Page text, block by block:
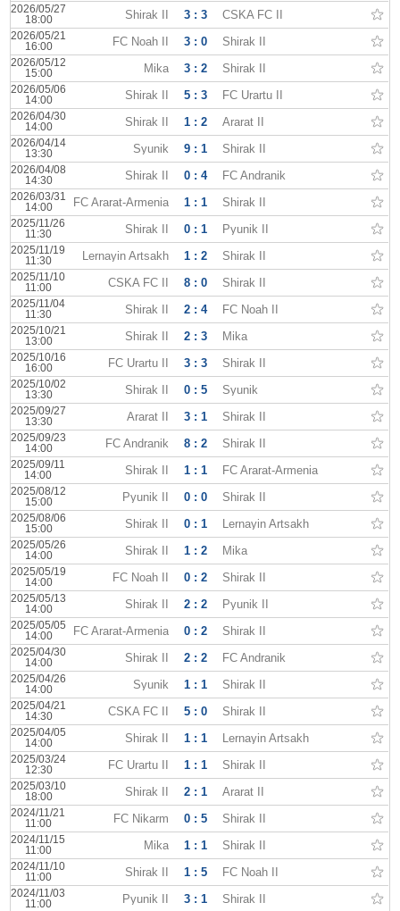
2026/05/27
18:00
Shirak II 3 : 3 CSKA FC II
2026/05/21
16:00
FC Noah II 3 : 0 Shirak II
2026/05/12
15:00
Mika 3 : 2 Shirak II
2026/05/06
14:00
Shirak II 5 : 3 FC Urartu II
2026/04/30
14:00
Shirak II 1 : 2 Ararat II
2026/04/14
13:30
Syunik 9 : 1 Shirak II
2026/04/08
14:30
Shirak II 0 : 4 FC Andranik
2026/03/31
14:00
FC Ararat-Armenia 1 : 1 Shirak II
2025/11/26
11:30
Shirak II 0 : 1 Pyunik II
2025/11/19
11:30
Lernayin Artsakh 1 : 2 Shirak II
2025/11/10
11:00
CSKA FC II 8 : 0 Shirak II
2025/11/04
11:30
Shirak II 2 : 4 FC Noah II
2025/10/21
13:00
Shirak II 2 : 3 Mika
2025/10/16
16:00
FC Urartu II 3 : 3 Shirak II
2025/10/02
13:30
Shirak II 0 : 5 Syunik
2025/09/27
13:30
Ararat II 3 : 1 Shirak II
2025/09/23
14:00
FC Andranik 8 : 2 Shirak II
2025/09/11
14:00
Shirak II 1 : 1 FC Ararat-Armenia
2025/08/12
15:00
Pyunik II 0 : 0 Shirak II
2025/08/06
15:00
Shirak II 0 : 1 Lernayin Artsakh
2025/05/26
14:00
Shirak II 1 : 2 Mika
2025/05/19
14:00
FC Noah II 0 : 2 Shirak II
2025/05/13
14:00
Shirak II 2 : 2 Pyunik II
2025/05/05
14:00
FC Ararat-Armenia 0 : 2 Shirak II
2025/04/30
14:00
Shirak II 2 : 2 FC Andranik
2025/04/26
14:00
Syunik 1 : 1 Shirak II
2025/04/21
14:30
CSKA FC II 5 : 0 Shirak II
2025/04/05
14:00
Shirak II 1 : 1 Lernayin Artsakh
2025/03/24
12:30
FC Urartu II 1 : 1 Shirak II
2025/03/10
18:00
Shirak II 2 : 1 Ararat II
2024/11/21
11:00
FC Nikarm 0 : 5 Shirak II
2024/11/15
11:00
Mika 1 : 1 Shirak II
2024/11/10
11:00
Shirak II 1 : 5 FC Noah II
2024/11/03
11:00
Pyunik II 3 : 1 Shirak II